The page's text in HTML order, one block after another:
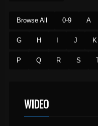
Browse All 0-9 A
G H J K
P Q R S
WIDEO